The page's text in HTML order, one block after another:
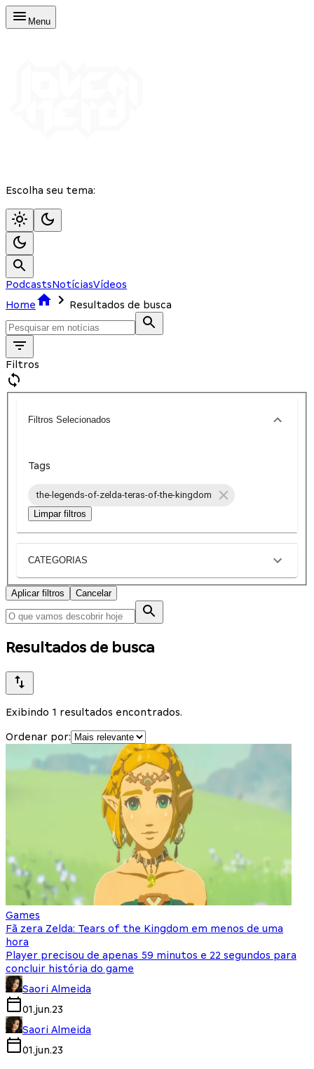
Menu
Escolha seu tema:
PodcastsNotíciasVídeos
Home
Resultados de busca
Filtros
Filtros Selecionados
Tags
the-legends-of-zelda-teras-of-the-kingdom
Limpar filtros
CATEGORIAS
Aplicar filtros Cancelar
Resultados de busca
Exibindo 1 resultados encontrados.
Ordenar por:
Games
Fã zera Zelda: Tears of the Kingdom em menos de uma
hora
Player precisou de apenas 59 minutos e 22 segundos para
concluir história do game
Saori Almeida
01.jun.23
Saori Almeida
01.jun.23